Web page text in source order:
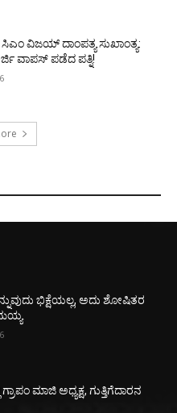
ವಿಜಯ್‌ ದಾಂಪತ್ಯ ಸುಖಾಂತ್ಯ:
ವಾಪಸ್‌ ಪಡೆದ ಪತ್ನಿ!
ಭಿಕ್ಷೆಯಲ್ಲ, ಅದು ಶೋಷಿತರ
ಮಾಜಿ ಅಧ್ಯಕ್ಷ, ಗುತ್ತಿಗೆದಾರನ